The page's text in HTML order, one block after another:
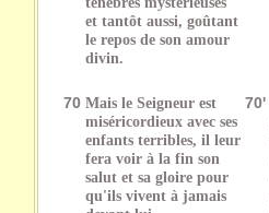
et tantôt aussi, goûtant
le repos de son amour
divin.
70 Mais le Seigneur est
miséricordieux avec ses
enfants terribles, il leur
fera voir à la fin son
salut et sa gloire pour
qu'ils vivent à jamais
70'